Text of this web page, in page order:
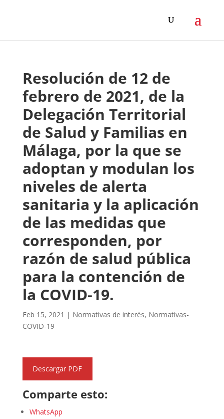
Resolución de 12 de
febrero de 2021, de la
Delegación Territorial
de Salud y Familias en
Málaga, por la que se
adoptan y modulan los
niveles de alerta
sanitaria y la aplicación
de las medidas que
corresponden, por
razón de salud pública
para la contención de
la COVID-19.
Feb 15, 2021 | Normativas de interés, Normativas-
COVID-19
Descargar PDF
Comparte esto:
WhatsApp